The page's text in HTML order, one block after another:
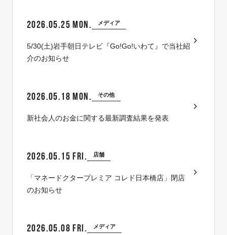
2026.05.25 MON. メディア
5/30(土)岩手朝日テレビ『Go!Go!いわて』で当社紹
介のお知らせ
2026.05.18 MON. その他
新社会人のお金に関する最新調査結果を発表
2026.05.15 FRI. 店舗
「マネードクタープレミア コレド日本橋店」閉店
のお知らせ
2026.05.08 FRI. メディア